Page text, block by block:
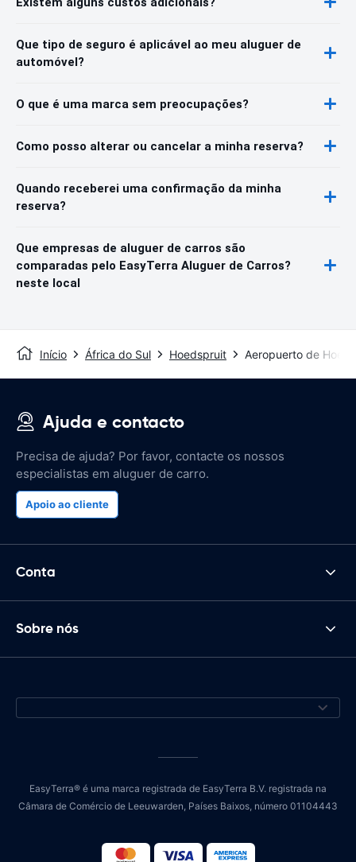
Que tipo de seguro é aplicável ao meu aluguer de
automóvel?
O que é uma marca sem preocupações?
Como posso alterar ou cancelar a minha reserva?
Quando receberei uma confirmação da minha
reserva?
Que empresas de aluguer de carros são
comparadas pelo EasyTerra Aluguer de Carros?
neste local
Início África do Sul Hoedspruit Aeropuerto de
Ajuda e contacto
Precisa de ajuda? Por favor, contacte os nossos
especialistas em aluguer de carro.
Apoio ao cliente
Conta
Sobre nós
EasyTerra® é uma marca registrada de EasyTerra B.V. registrada na
Câmara de Comércio de Leeuwarden, Países Baixos, número 01104443